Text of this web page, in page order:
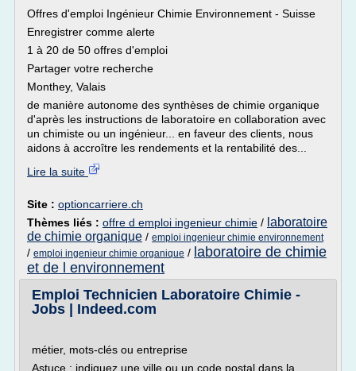
Offres d'emploi Ingénieur Chimie Environnement - Suisse
Enregistrer comme alerte
1 à 20 de 50 offres d'emploi
Partager votre recherche
Monthey, Valais
de manière autonome des synthèses de chimie organique
d'après les instructions de laboratoire en collaboration avec
un chimiste ou un ingénieur... en faveur des clients, nous
aidons à accroître les rendements et la rentabilité des...
Lire la suite
Site : optioncarriere.ch
Thèmes liés : offre d emploi ingenieur chimie / laboratoire
de chimie organique / emploi ingenieur chimie environnement
/ emploi ingenieur chimie organique / laboratoire de chimie
et de l environnement
Emploi Technicien Laboratoire Chimie -
Jobs | Indeed.com
métier, mots-clés ou entreprise
Astuce : indiquez une ville ou un code postal dans la